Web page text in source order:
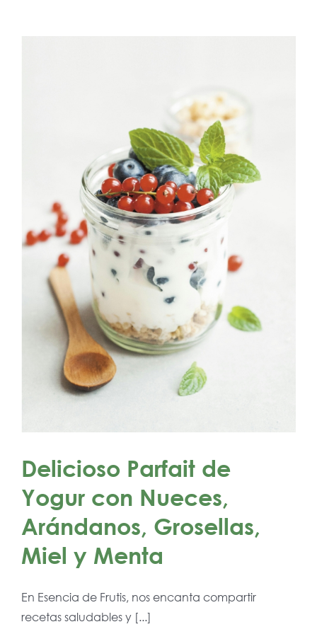
Delicioso Parfait de
Yogur con Nueces,
Arándanos, Grosellas,
Miel y Menta
En Esencia de Frutis, nos encanta compartir
recetas saludables y [...]